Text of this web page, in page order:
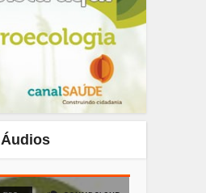
Áudios